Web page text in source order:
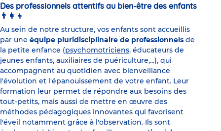
Des professionnels attentifs au bien-être des enfants
👨‍👩‍👦
Au sein de notre structure, vos enfants sont accueillis
par une équipe pluridisciplinaire de professionnels de
la petite enfance (psychomotriciens, éducateurs de
jeunes enfants, auxiliaires de puériculture,...), qui
accompagnent au quotidien avec bienveillance
l'évolution et l'épanouissement de votre enfant. Leur
formation leur permet de répondre aux besoins des
tout-petits, mais aussi de mettre en œuvre des
méthodes pédagogiques innovantes qui favorisent
l'éveil notamment grâce à l'observation. Ils sont